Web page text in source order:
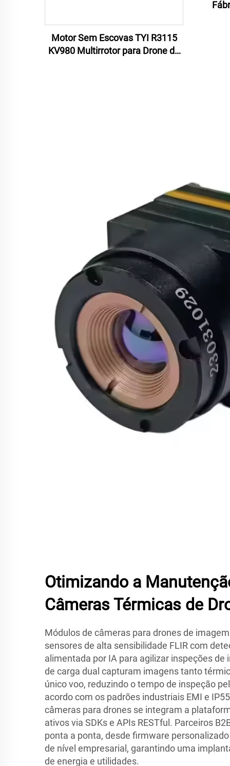
Motor Sem Escovas TYI R3115
KV980 Multirrotor para Drone de
Otimizando a
Câmeras Térmicas de
Módulos de câmeras para drones de
sensores de alta sensibilidade FLIR com
alimentada por IA para agilizar inspeções de
de carga dual capturam imagens tanto
único voo, reduzindo o tempo de inspeção
acordo com os padrões industriais EMI e
câmeras para drones se integram a
ativos via SDKs e APIs RESTful. Parceiros
ponta a ponta, desde firmware
de nível empresarial, garantindo uma
de energia e utilidades.